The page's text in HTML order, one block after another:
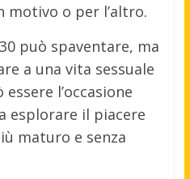
motivo o per l’altro.
può spaventare, ma
a una vita sessuale
l’occasione
esplorare il piacere
maturo e senza